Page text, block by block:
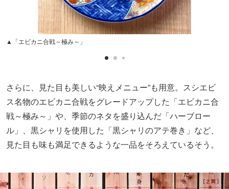
▲「エビカニ合戦～極み～」
さらに、見た目も美しい“映えメニュー”も用意。スシエビ
ス名物のエビカニ合戦をグレードアップした「エビカニ合
戦～極み～」や、季節のネタを盛り込んだ「ハーブロー
ル」、黒シャリを使用した「黒シャリのアテ巻き」など、
見た目も味も満足できるような一品をそろえているそう。